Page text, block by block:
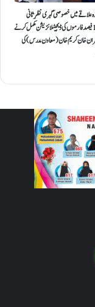
علاقے میں خصوصی گہری نظرِ ثانی
(SIR) کے 100 فیصد فارموں کی ڈیجیٹلائزیشن مکمل کرنے
خان کریم خان (معاون مدرس) کی